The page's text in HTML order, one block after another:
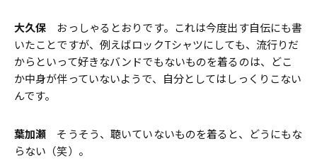
大久保 おっしゃるとおりです。これは今度出す自伝にも書
いたことですが、例えばロックTシャツにしても、流行りだ
からといって好きなバンドでもないものを着るのは、どこ
か中身が伴っていないようで、自分としてはしっくりこない
んです。
葉加瀬 そうそう、聴いていないものを着ると、どうにもな
らない（笑）。